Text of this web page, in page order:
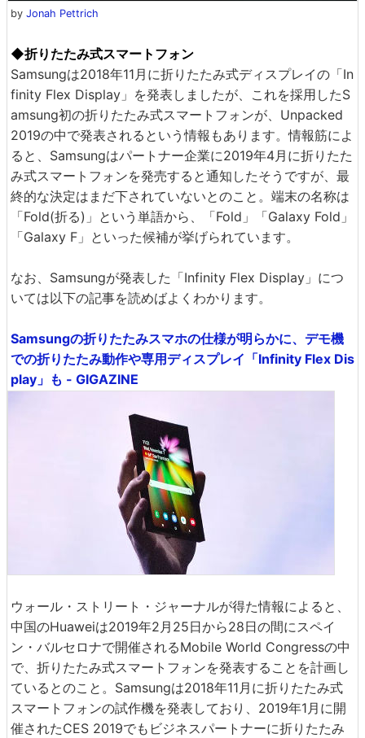
by Jonah Pettrich
◆折りたたみ式スマートフォン
Samsungは2018年11月に折りたたみ式ディスプレイの「In
finity Flex Display」を発表しましたが、これを採用したS
amsung初の折りたたみ式スマートフォンが、Unpacked
2019の中で発表されるという情報もあります。情報筋によ
ると、Samsungはパートナー企業に2019年4月に折りたた
み式スマートフォンを発売すると通知したそうですが、最
終的な決定はまだ下されていないとのこと。端末の名称は
「Fold(折る)」という単語から、「Fold」「Galaxy Fold」
「Galaxy F」といった候補が挙げられています。
なお、Samsungが発表した「Infinity Flex Display」につ
いては以下の記事を読めばよくわかります。
Samsungの折りたたみスマホの仕様が明らかに、デモ機
での折りたたみ動作や専用ディスプレイ「Infinity Flex Dis
play」も - GIGAZINE
ウォール・ストリート・ジャーナルが得た情報によると、
中国のHuaweiは2019年2月25日から28日の間にスペイ
ン・バルセロナで開催されるMobile World Congressの中
で、折りたたみ式スマートフォンを発表することを計画し
ているとのこと。Samsungは2018年11月に折りたたみ式
スマートフォンの試作機を発表しており、2019年1月に開
催されたCES 2019でもビジネスパートナーに折りたたみ